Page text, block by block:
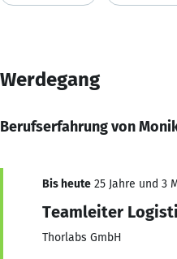
Werdegang
Berufserfahrung von
Bis heute 25 Jahre und 3
Teamleiter
Thorlabs GmbH